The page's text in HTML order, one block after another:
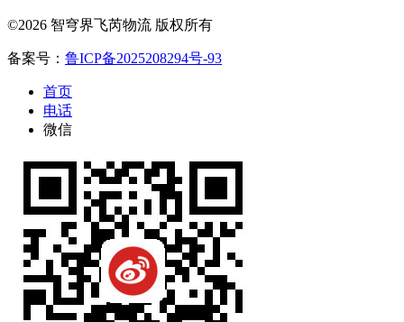
©2026 智穹界飞芮物流 版权所有
备案号： 鲁ICP备2025208294号-93
首页
电话
微信